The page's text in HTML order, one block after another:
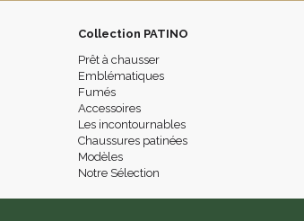
Collection PATINO
Prêt à chausser
Emblématiques
Fumés
Accessoires
Les incontournables
Chaussures patinées
Modèles
Notre Sélection